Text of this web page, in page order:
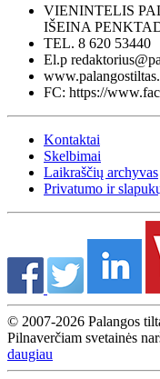
VIENINTELIS
IŠEINA
TEL. 8 620 53440
El.p
FC: https://
Kontaktai
Skelbimai
Laikraščių archyvas
Privatumo ir
© 2007-2026 Palangos
Pilnaverčiam svetainės
daugiau